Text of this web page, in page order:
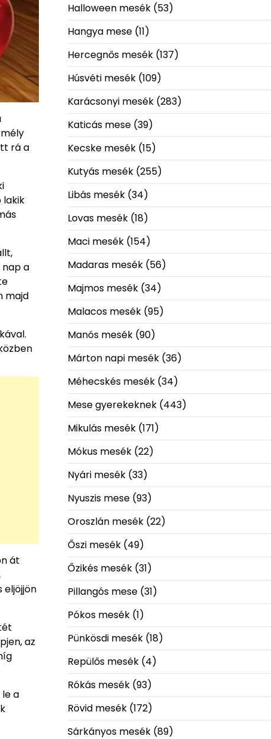
rá a
lakik
nap a
majd
át
eljöjjön
az
a
Halloween mesék(53)
Hangya mese(11)
Hercegnős mesék(137)
Húsvéti mesék(109)
Karácsonyi mesék(283)
Katicás mese(39)
Kecske mesék(15)
Kutyás mesék(255)
Libás mesék(34)
Lovas mesék(18)
Maci mesék(154)
Madaras mesék(56)
Majmos mesék(34)
Malacos mesék(95)
Manós mesék(90)
Márton napi mesék(36)
Méhecskés mesék(34)
Mese gyerekeknek(443)
Mikulás mesék(171)
Mókus mesék(22)
Nyári mesék(33)
Nyuszis mese(93)
Oroszlán mesék(22)
Őszi mesék(49)
Őzikés mesék(31)
Pillangós mese(31)
Pókos mesék(1)
Pünkösdi mesék(18)
Repülős mesék(4)
Rókás mesék(93)
Rövid mesék(172)
Sárkányos mesék(89)